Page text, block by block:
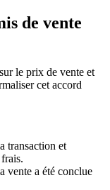
de vente
le prix de vente et
cet accord
transaction et
vente a été conclue